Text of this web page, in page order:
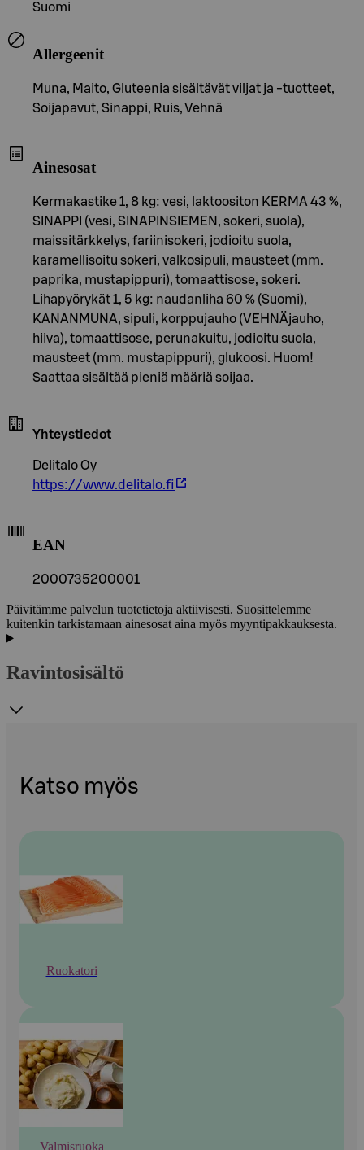
Suomi
Allergeenit
Muna, Maito, Gluteenia sisältävät viljat ja -tuotteet,
Soijapavut, Sinappi, Ruis, Vehnä
Ainesosat
Kermakastike 1, 8 kg: vesi, laktoositon KERMA 43 %,
SINAPPI (vesi, SINAPINSIEMEN, sokeri, suola),
maissitärkkelys, fariinisokeri, jodioitu suola,
karamellisoitu sokeri, valkosipuli, mausteet (mm.
paprika, mustapippuri), tomaattisose, sokeri.
Lihapyörykät 1, 5 kg: naudanliha 60 % (Suomi),
KANANMUNA, sipuli, korppujauho (VEHNÄjauho,
hiiva), tomaattisose, perunakuitu, jodioitu suola,
mausteet (mm. mustapippuri), glukoosi. Huom!
Saattaa sisältää pieniä määriä soijaa.
Yhteystiedot
Delitalo Oy
https://www.delitalo.fi
EAN
2000735200001
Päivitämme palvelun tuotetietoja aktiivisesti. Suosittelemme
kuitenkin tarkistamaan ainesosat aina myös myyntipakkauksesta.
Ravintosisältö
Katso myös
Ruokatori
Valmisruoka